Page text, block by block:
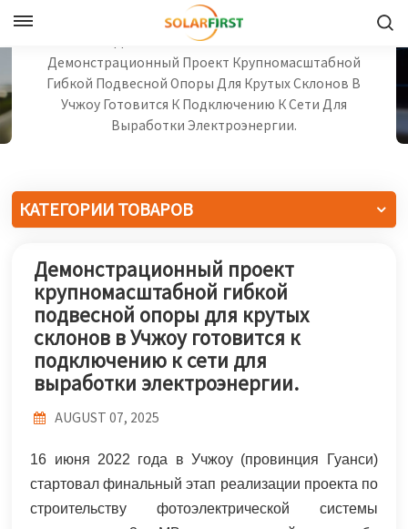
English
中文
Русский
Español
Português
日本語
한국어
Новости Компании
Демонстрационный Проект Крупномасштабной
Гибкой Подвесной Опоры Для Крутых Склонов В
Учжоу Готовится К Подключению К Сети Для
Выработки Электроэнергии.
КАТЕГОРИИ ТОВАРОВ
Демонстрационный проект
крупномасштабной гибкой
подвесной опоры для крутых
склонов в Учжоу готовится к
подключению к сети для
выработки электроэнергии.
AUGUST 07, 2025
16 июня 2022 года в Учжоу (провинция Гуанси)
стартовал финальный этап реализации проекта по
строительству фотоэлектрической системы